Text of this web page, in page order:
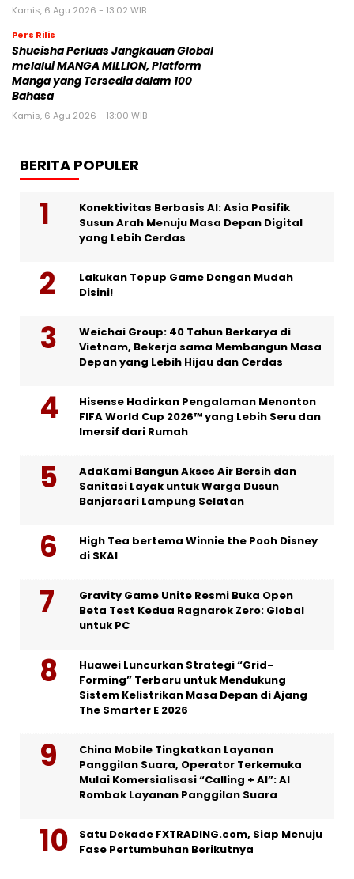
Kamis, 6 Agu 2026 - 13:02 WIB
Pers Rilis
Shueisha Perluas Jangkauan Global
melalui MANGA MILLION, Platform
Manga yang Tersedia dalam 100
Bahasa
Kamis, 6 Agu 2026 - 13:00 WIB
BERITA POPULER
Konektivitas Berbasis AI: Asia Pasifik
Susun Arah Menuju Masa Depan Digital
yang Lebih Cerdas
Lakukan Topup Game Dengan Mudah
Disini!
Weichai Group: 40 Tahun Berkarya di
Vietnam, Bekerja sama Membangun Masa
Depan yang Lebih Hijau dan Cerdas
Hisense Hadirkan Pengalaman Menonton
FIFA World Cup 2026™ yang Lebih Seru dan
Imersif dari Rumah
AdaKami Bangun Akses Air Bersih dan
Sanitasi Layak untuk Warga Dusun
Banjarsari Lampung Selatan
High Tea bertema Winnie the Pooh Disney
di SKAI
Gravity Game Unite Resmi Buka Open
Beta Test Kedua Ragnarok Zero: Global
untuk PC
Huawei Luncurkan Strategi “Grid-
Forming” Terbaru untuk Mendukung
Sistem Kelistrikan Masa Depan di Ajang
The Smarter E 2026
China Mobile Tingkatkan Layanan
Panggilan Suara, Operator Terkemuka
Mulai Komersialisasi “Calling + AI”: AI
Rombak Layanan Panggilan Suara
Satu Dekade FXTRADING.com, Siap Menuju
Fase Pertumbuhan Berikutnya